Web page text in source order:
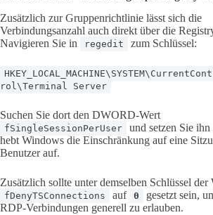
Zusätzlich zur Gruppenrichtlinie lässt sich die
Verbindungsanzahl auch direkt über die
Navigieren Sie in
regedit zum Schlüssel:
rol\Terminal Server
Suchen Sie dort den DWORD-Wert
fSingleSessionPerUser und setzen Sie
hebt Windows die Einschränkung auf eine
Benutzer auf.
Zusätzlich sollte unter demselben Schlüssel der
fDenyTSConnections auf 0
gesetzt sein,
RDP-Verbindungen generell zu erlauben.